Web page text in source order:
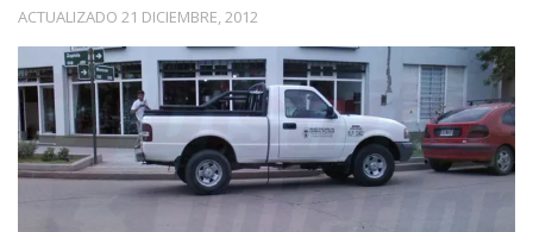
ACTUALIZADO 21 DICIEMBRE, 2012